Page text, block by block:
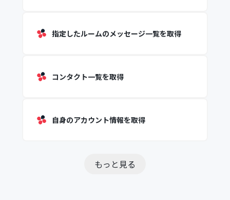
指定したルームのメッセージ一覧を取得
コンタクト一覧を取得
自身のアカウント情報を取得
もっと見る